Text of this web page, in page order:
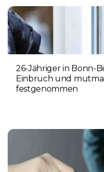
26-Jähriger in Bonn-
Einbruch und
festgenommen